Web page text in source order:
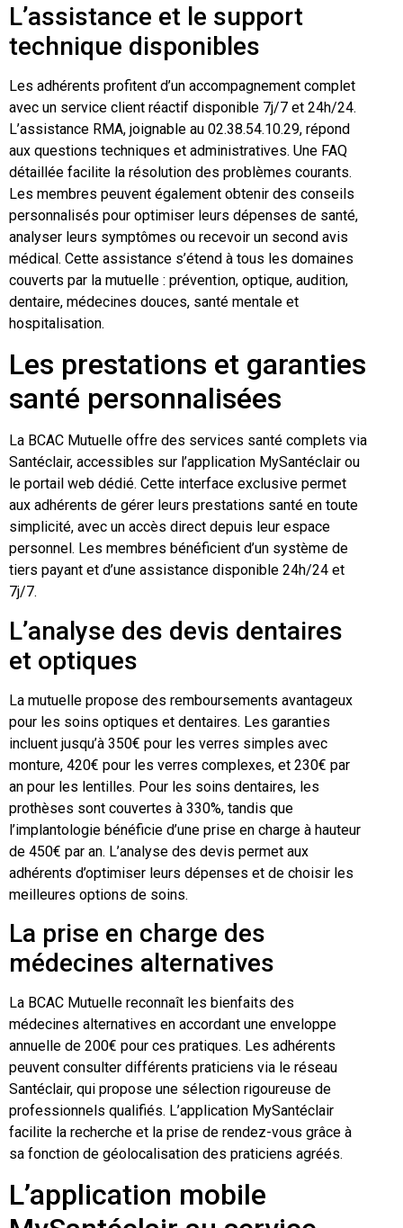
L’assistance et le support
technique disponibles
Les adhérents profitent d’un accompagnement complet
avec un service client réactif disponible 7j/7 et 24h/24.
L’assistance RMA, joignable au 02.38.54.10.29, répond
aux questions techniques et administratives. Une FAQ
détaillée facilite la résolution des problèmes courants.
Les membres peuvent également obtenir des conseils
personnalisés pour optimiser leurs dépenses de santé,
analyser leurs symptômes ou recevoir un second avis
médical. Cette assistance s’étend à tous les domaines
couverts par la mutuelle : prévention, optique, audition,
dentaire, médecines douces, santé mentale et
hospitalisation.
Les prestations et garanties
santé personnalisées
La BCAC Mutuelle offre des services santé complets via
Santéclair, accessibles sur l’application MySantéclair ou
le portail web dédié. Cette interface exclusive permet
aux adhérents de gérer leurs prestations santé en toute
simplicité, avec un accès direct depuis leur espace
personnel. Les membres bénéficient d’un système de
tiers payant et d’une assistance disponible 24h/24 et
7j/7.
L’analyse des devis dentaires
et optiques
La mutuelle propose des remboursements avantageux
pour les soins optiques et dentaires. Les garanties
incluent jusqu’à 350€ pour les verres simples avec
monture, 420€ pour les verres complexes, et 230€ par
an pour les lentilles. Pour les soins dentaires, les
prothèses sont couvertes à 330%, tandis que
l’implantologie bénéficie d’une prise en charge à hauteur
de 450€ par an. L’analyse des devis permet aux
adhérents d’optimiser leurs dépenses et de choisir les
meilleures options de soins.
La prise en charge des
médecines alternatives
La BCAC Mutuelle reconnaît les bienfaits des
médecines alternatives en accordant une enveloppe
annuelle de 200€ pour ces pratiques. Les adhérents
peuvent consulter différents praticiens via le réseau
Santéclair, qui propose une sélection rigoureuse de
professionnels qualifiés. L’application MySantéclair
facilite la recherche et la prise de rendez-vous grâce à
sa fonction de géolocalisation des praticiens agréés.
L’application mobile
6
Decouvrir Les Blogs Sur Le
Handicap : Un Eventail
D’informations Et De Temoignages
A Connaitre